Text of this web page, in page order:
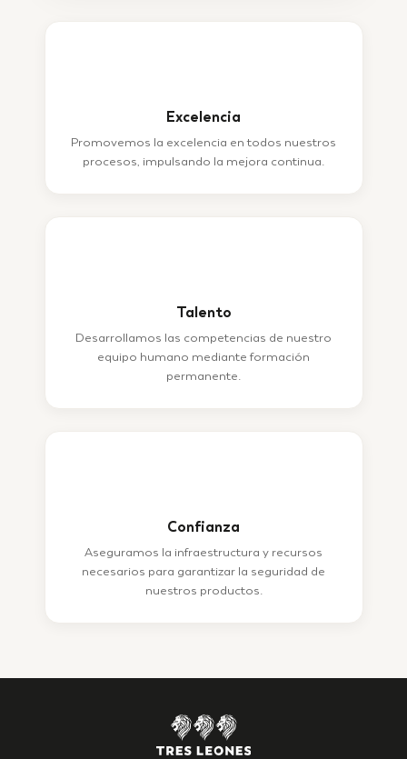
Excelencia
Promovemos la excelencia en todos nuestros
procesos, impulsando la mejora continua.
Talento
Desarrollamos las competencias de nuestro
equipo humano mediante formación
permanente.
Confianza
Aseguramos la infraestructura y recursos
necesarios para garantizar la seguridad de
nuestros productos.